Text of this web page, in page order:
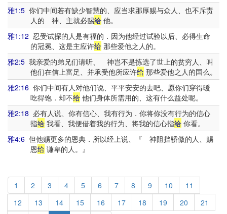
雅1:5 你们中间若有缺少智慧的、应当求那厚赐与众人、也不斥责
人的 神、主就必赐给他。
雅1:12 忍受试探的人是有福的．因为他经过试验以后、必得生命
的冠冕、这是主应许给那些爱他之人的。
雅2:5 我亲爱的弟兄们请听、 神岂不是拣选了世上的贫穷人、叫
他们在信上富足、并承受他所应许给那些爱他之人的国么。
雅2:16 你们中间有人对他们说、平平安安的去吧、愿你们穿得暖
吃得饱．却不给他们身体所需用的、这有什么益处呢。
雅2:18 必有人说、你有信心、我有行为．你将你没有行为的信心
指给我看、我便借着我的行为、将我的信心指给你看。
雅4:6 但他赐更多的恩典．所以经上说、『 神阻挡骄傲的人、赐
恩给谦卑的人。』
1 2 3 4 5 6 7 8 9 10
11
12
13 14 15 16 17 18 19 20
21